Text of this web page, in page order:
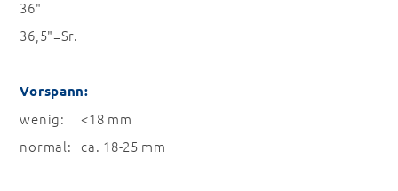
36"
36,5"=Sr.
Vorspann:
wenig: <18 mm
normal: ca. 18-25 mm